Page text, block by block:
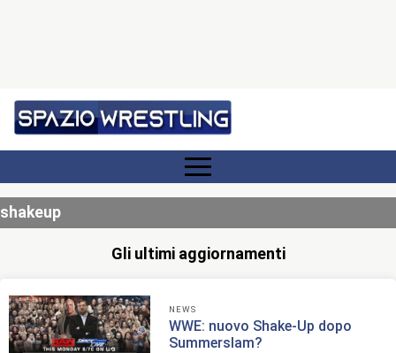
shakeup
Gli ultimi aggiornamenti
NEWS
WWE: nuovo Shake-Up dopo
Summerslam?